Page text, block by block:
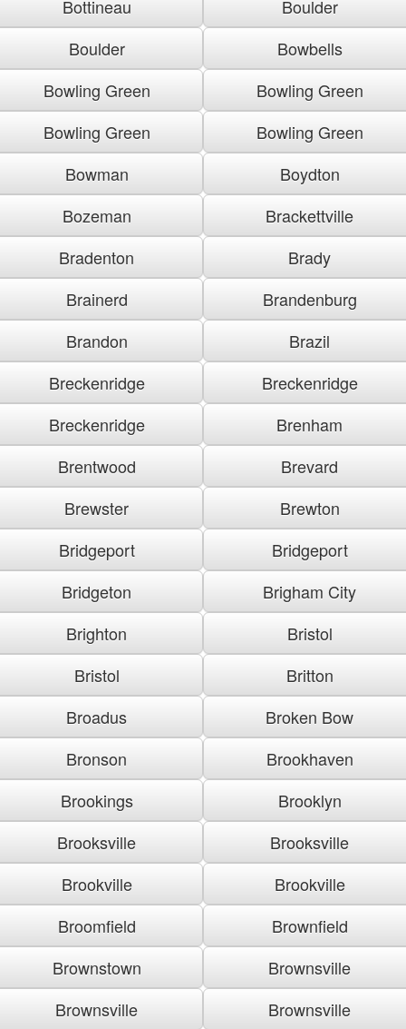
Bottineau
Boulder
Boulder
Bowbells
Bowling Green
Bowling Green
Bowling Green
Bowling Green
Bowman
Boydton
Bozeman
Brackettville
Bradenton
Brady
Brainerd
Brandenburg
Brandon
Brazil
Breckenridge
Breckenridge
Breckenridge
Brenham
Brentwood
Brevard
Brewster
Brewton
Bridgeport
Bridgeport
Bridgeton
Brigham City
Brighton
Bristol
Bristol
Britton
Broadus
Broken Bow
Bronson
Brookhaven
Brookings
Brooklyn
Brooksville
Brooksville
Brookville
Brookville
Broomfield
Brownfield
Brownstown
Brownsville
Brownsville
Brownsville